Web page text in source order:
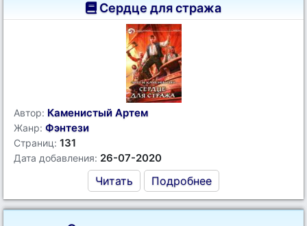
Сердце для стража
Автор: Каменистый Артем
Жанр: Фэнтези
Страниц: 131
Дата добавления: 26-07-2020
Читать Подробнее